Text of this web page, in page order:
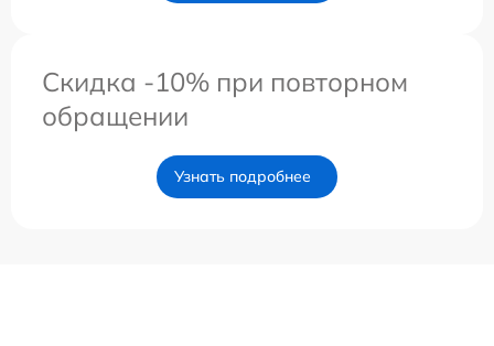
Скидка -10% при повторном
обращении
Узнать подробнее